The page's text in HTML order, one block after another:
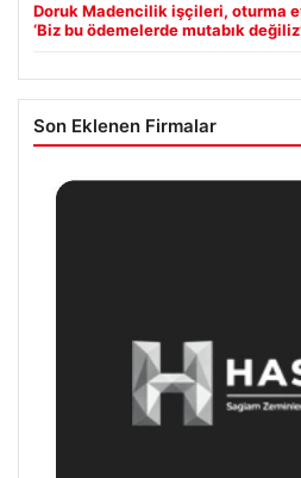
Doruk Madencilik işçileri, oturma
‘Biz bu ödemelerde mutabık
Son Eklenen Firmalar